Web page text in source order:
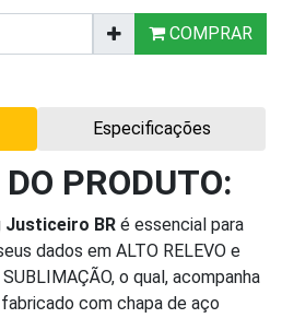
COMPRAR
Especificações
PRODUTO:
Justiceiro BR é essencial para
dados em ALTO RELEVO e
o qual, acompanha
com chapa de aço